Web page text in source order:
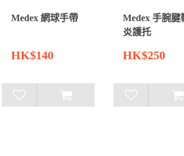
Medex 網球手帶
HK$140
Medex 手腕腱
炎護托
HK$250